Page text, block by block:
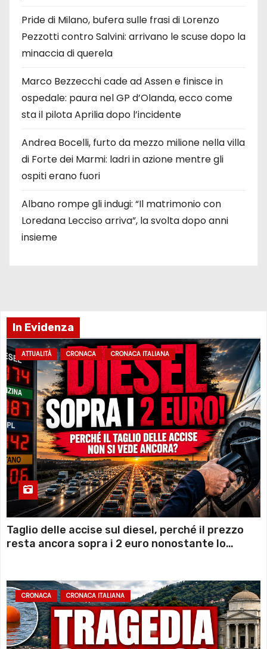
Pride di Milano, bufera sulle frasi di Lorenzo
Pezzotti contro Salvini: arrivano le scuse dopo la
minaccia di querela
Marco Bezzecchi cade ad Assen e finisce in
ospedale: paura nel GP d’Olanda, ecco come
sta il pilota Aprilia dopo l’incidente
Andrea Bocelli, furto da mezzo milione nella villa
di Forte dei Marmi: ladri in azione mentre gli
ospiti erano fuori
Albano rompe gli indugi: “Il matrimonio con
Loredana Lecciso arriva”, la svolta dopo anni
insieme
In Evidenza
ATTUALITÀ CRONACA CRONACA ITALIANA
Taglio delle accise sul diesel, perché il prezzo
resta ancora sopra i 2 euro nonostante lo
CRONACA CRONACA ITALIANA